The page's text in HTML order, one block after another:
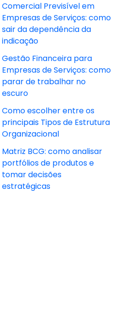
Comercial Previsível em
Empresas de Serviços: como
sair da dependência da
indicação
Gestão Financeira para
Empresas de Serviços: como
parar de trabalhar no
escuro
Como escolher entre os
principais Tipos de Estrutura
Organizacional
Matriz BCG: como analisar
portfólios de produtos e
tomar decisões
estratégicas